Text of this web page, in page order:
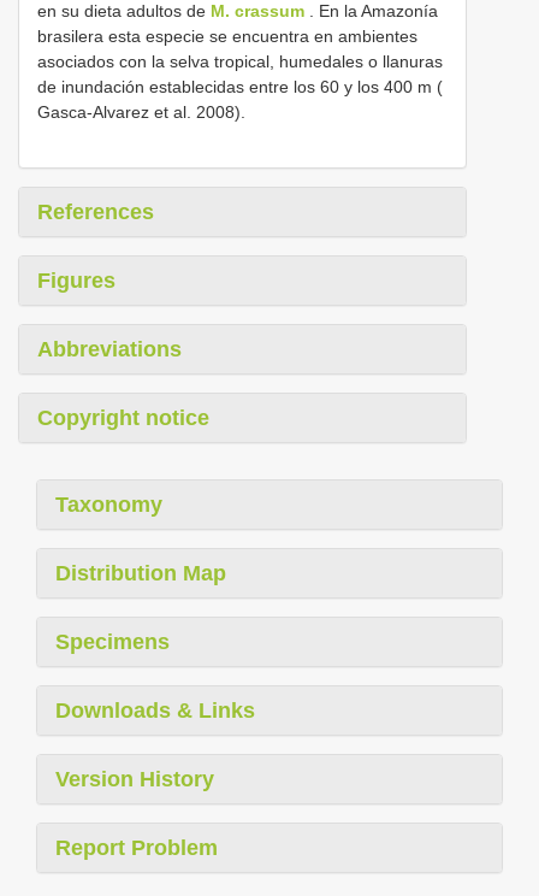
en su dieta adultos de M. crassum . En la Amazonía
brasilera esta especie se encuentra en ambientes
asociados con la selva tropical, humedales o llanuras
de inundación establecidas entre los 60 y los 400 m (
Gasca-Alvarez et al. 2008).
References
Figures
Abbreviations
Copyright notice
Taxonomy
Distribution Map
Specimens
Downloads & Links
Version History
Report Problem